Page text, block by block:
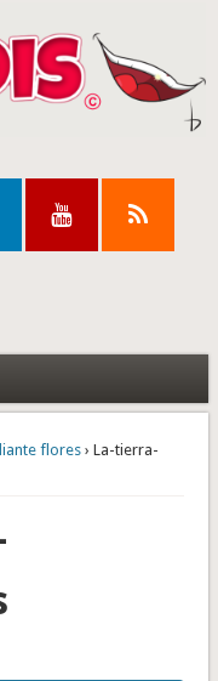
flores› La-tierra-